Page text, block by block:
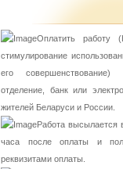
Оплатить работу
стимулирование
его
отделение, банк или
жителей Беларуси и России.
Работа высылается
часа после оплаты и
реквизитами оплаты.